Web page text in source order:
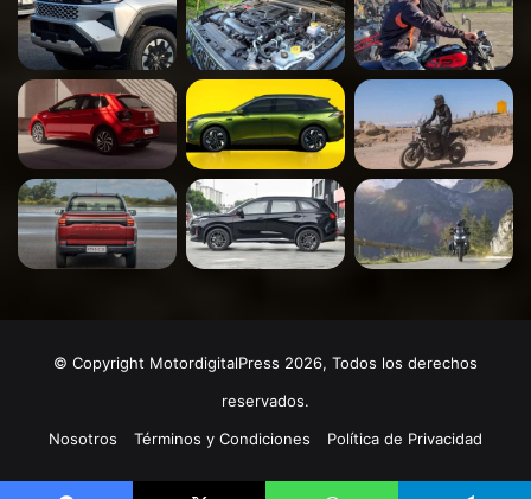
© Copyright MotordigitalPress 2026, Todos los derechos
reservados.
Nosotros
Términos y Condiciones Política de Privacidad